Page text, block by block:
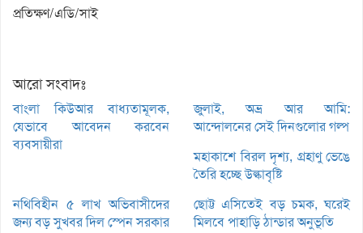
প্রতিক্ষণ/এডি/সাই
আরো সংবাদঃ
বাংলা কিউআর বাধ্যতামূলক,
যেভাবে আবেদন করবেন
ব্যবসায়ীরা
জুলাই, অভ্র আর আমি:
আন্দোলনের সেই দিনগুলোর গল্প
মহাকাশে বিরল দৃশ্য, গ্রহাণু ভেঙে
তৈরি হচ্ছে উল্কাবৃষ্টি
নথিবিহীন ৫ লাখ অভিবাসীদের
জন্য বড় সুখবর দিল স্পেন সরকার
ছোট্ট এসিতেই বড় চমক, ঘরেই
মিলবে পাহাড়ি ঠান্ডার অনুভূতি